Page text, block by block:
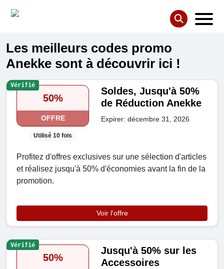
Les meilleurs codes promo
Anekke sont à découvrir ici !
50%
OFFRE
Utilisé 10 fois
Soldes, Jusqu'à 50%
de Réduction Anekke
Expirer: décembre 31, 2026
Profitez d'offres exclusives sur une sélection d'articles
et réalisez jusqu'à 50% d'économies avant la fin de la
promotion.
Voir l'offre
Vérifié
50%
Jusqu'à 50% sur les
Accessoires
Vérifié